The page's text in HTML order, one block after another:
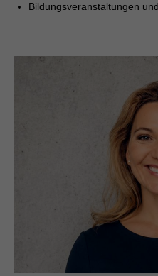
Bildungsveranstaltungen